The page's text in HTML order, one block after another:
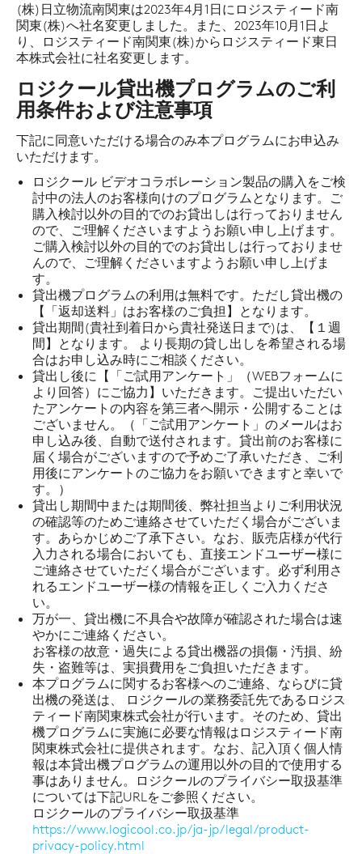
(株)日立物流南関東は2023年4月1日にロジスティード南
関東(株)へ社名変更しました。また、2023年10月1日よ
り、ロジスティード南関東(株)からロジスティード東日
本株式会社に社名変更します。
ロジクール貸出機プログラムのご利
用条件および注意事項
下記に同意いただける場合のみ本プログラムにお申込み
いただけます。
ロジクール ビデオコラボレーション製品の購入をご検
討中の法人のお客様向けのプログラムとなります。ご
購入検討以外の目的でのお貸出しは行っておりません
ので、ご理解くださいますようお願い申し上げます。
ご購入検討以外の目的でのお貸出しは行っておりませ
んので、ご理解くださいますようお願い申し上げま
す。
貸出機プログラムの利用は無料です。ただし貸出機の
【「返却送料」はお客様のご負担】となります。
貸出期間(貴社到着日から貴社発送日まで)は、【１週
間】となります。 より長期の貸し出しを希望される場
合はお申し込み時にご相談ください。
貸出し後に【「ご試用アンケート」（WEBフォームに
より回答）にご協力】いただきます。ご提出いただい
たアンケートの内容を第三者へ開示・公開することは
ございません。（「ご試用アンケート」のメールはお
申し込み後、自動で送付されます。貸出前のお客様に
届く場合がございますので予めご了承いただき、ご利
用後にアンケートのご協力をお願いできますと幸いで
す。）
貸出し期間中または期間後、弊社担当よりご利用状況
の確認等のためご連絡させていただく場合がございま
す。あらかじめご了承下さい。なお、販売店様が代行
入力される場合においても、直接エンドユーザー様に
ご連絡させていただく場合がございます。必ず利用さ
れるエンドユーザー様の情報を正しくご入力くださ
い。
万が一、貸出機に不具合や故障が確認された場合は速
やかにご連絡ください。
お客様の故意・過失による貸出機器の損傷・汚損、紛
失・盗難等は、実損費用をご負担いただきます。
本プログラムに関するお客様へのご連絡、ならびに貸
出機の発送は、 ロジクールの業務委託先であるロジス
ティード南関東株式会社が行います。そのため、貸出
機プログラムに実施に必要な情報はロジスティード南
関東株式会社に提供されます。なお、記入頂く個人情
報は本貸出機プログラムの運用以外の目的で使用する
事はありません。ロジクールのプライバシー取扱基準
については下記URLをご参照ください。
ロジクールのプライバシー取扱基準
https://www.logicool.co.jp/ja-jp/legal/product-
privacy-policy.html